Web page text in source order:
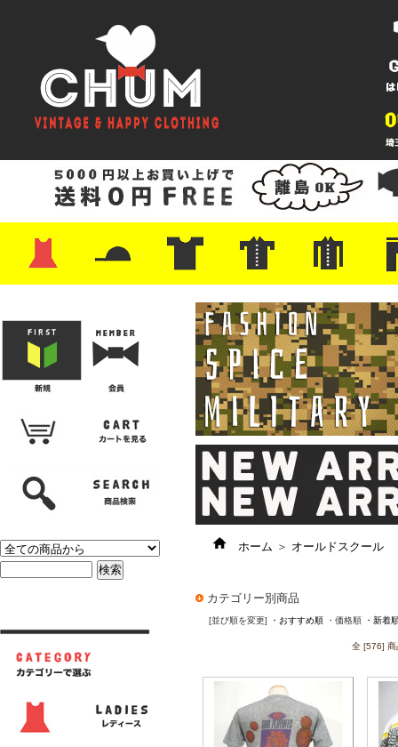
・レザーシューズ/スニーカー
・プリントTシャツ
・バンド/ツアー
・キャラクター
・Nike/adidas/スポーツ
・チャンピオン
・サーフ/スケート
・ボーダー/総柄/無地
・フットボール/リンガー
・タンクトップ/NBA・ポロシャツ
・半袖シャツ
・アロハ/サーフ/ボーリング
・ラルフ/ブランド
・無地/チェック/ストラ
・ワーク/ミリタリー/ウ
ン
・ネル/ウール ・ショ
・アウ
・ジー
・
・ミリ
・コー
・コッ
・オー
・ジャ
ン
ホーム ＞ オールドスクール
カテゴリー別商品
[並び順を変更] ・おすすめ順 ・価格順 ・新着
全 [576] 商